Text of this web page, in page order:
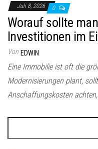
Juli 8, 2026 0
Worauf sollte
Investitionen im
Von EDWIN
Eine Immobilie ist oft die
Modernisierungen plant,
Anschaffungskosten
nach: